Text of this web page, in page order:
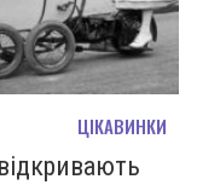
ЦІКАВИНКИ